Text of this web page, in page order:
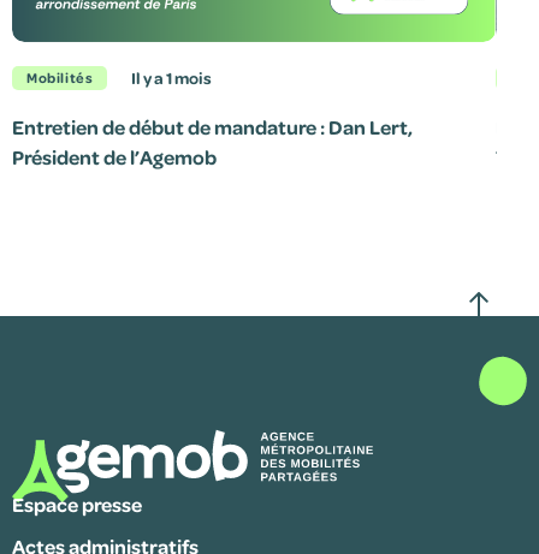
Mobilités il y a 1 mois
Entretien de début de mandature : Dan Lert,
Président de l’Agemob
7
Espace presse
Actes administratifs